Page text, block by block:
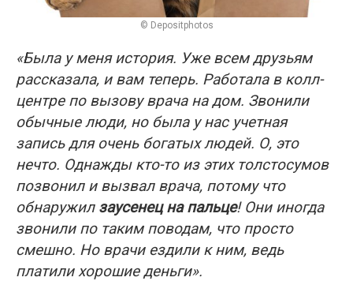
© Depositphotos
«Была у меня история. Уже всем друзьям
рассказала, и вам теперь. Работала в колл-
центре по вызову врача на дом. Звонили
обычные люди, но была у нас учетная
запись для очень богатых людей. О, это
нечто. Однажды кто-то из этих толстосумов
позвонил и вызвал врача, потому что
обнаружил заусенец на пальце! Они иногда
звонили по таким поводам, что просто
смешно. Но врачи ездили к ним, ведь
платили хорошие деньги».